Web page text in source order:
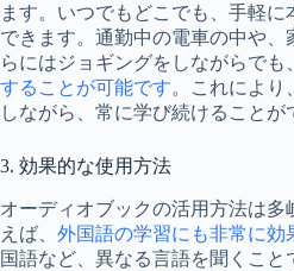
ます。いつでもどこでも、手軽
できます。通勤中の電車の中や、
らにはジョギングをしながらでも、
することが可能です。これにより
しながら、常に学び続けることが
3. 効果的な使用方法
オーディオブックの活用方法は多
えば、 外国語の学習にも非常に効
国語など、異なる言語を聞くこと